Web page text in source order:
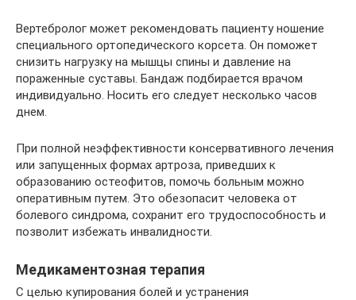
Вертебролог может рекомендовать пациенту ношение
специального ортопедического корсета. Он поможет
снизить нагрузку на мышцы спины и давление на
пораженные суставы. Бандаж подбирается врачом
индивидуально. Носить его следует несколько часов
днем.
При полной неэффективности консервативного лечения
или запущенных формах артроза, приведших к
образованию остеофитов, помочь больным можно
оперативным путем. Это обезопасит человека от
болевого синдрома, сохранит его трудоспособность и
позволит избежать инвалидности.
Медикаментозная терапия
С целью купирования болей и устранения